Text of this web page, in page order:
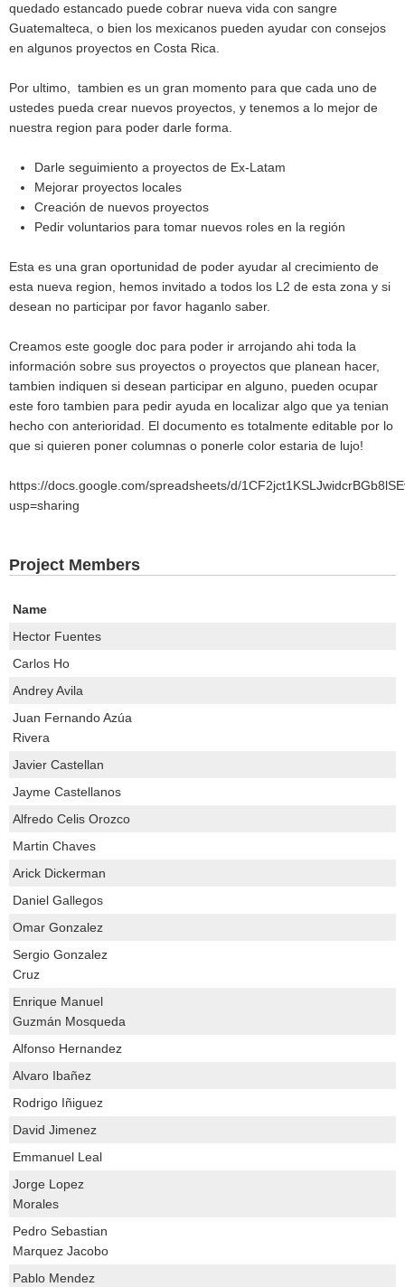
quedado estancado puede cobrar nueva vida con sangre
Guatemalteca, o bien los mexicanos pueden ayudar con consejos
en algunos proyectos en Costa Rica.
Por ultimo, tambien es un gran momento para que cada uno de
ustedes pueda crear nuevos proyectos, y tenemos a lo mejor de
nuestra region para poder darle forma.
Darle seguimiento a proyectos de Ex-Latam
Mejorar proyectos locales
Creación de nuevos proyectos
Pedir voluntarios para tomar nuevos roles en la región
Esta es una gran oportunidad de poder ayudar al crecimiento de
esta nueva region, hemos invitado a todos los L2 de esta zona y si
desean no participar por favor haganlo saber.
Creamos este google doc para poder ir arrojando ahi toda la
información sobre sus proyectos o proyectos que planean hacer,
tambien indiquen si desean participar en alguno, pueden ocupar
este foro tambien para pedir ayuda en localizar algo que ya tenian
hecho con anterioridad. El documento es totalmente editable por lo
que si quieren poner columnas o ponerle color estaria de lujo!
https://docs.google.com/spreadsheets/d/
usp=sharing
Project Members
Name
Hector Fuentes
Carlos Ho
Andrey Avila
Juan Fernando Azúa
Rivera
Javier Castellan
Jayme Castellanos
Alfredo Celis Orozco
Martin Chaves
Arick Dickerman
Daniel Gallegos
Omar Gonzalez
Sergio Gonzalez
Cruz
Enrique Manuel
Guzmán Mosqueda
Alfonso Hernandez
Alvaro Ibañez
Rodrigo Iñiguez
David Jimenez
Emmanuel Leal
Jorge Lopez
Morales
Pedro Sebastian
Marquez Jacobo
Pablo Mendez